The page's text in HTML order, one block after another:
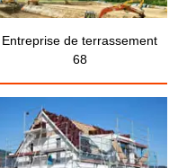
Entreprise de terrassement
68